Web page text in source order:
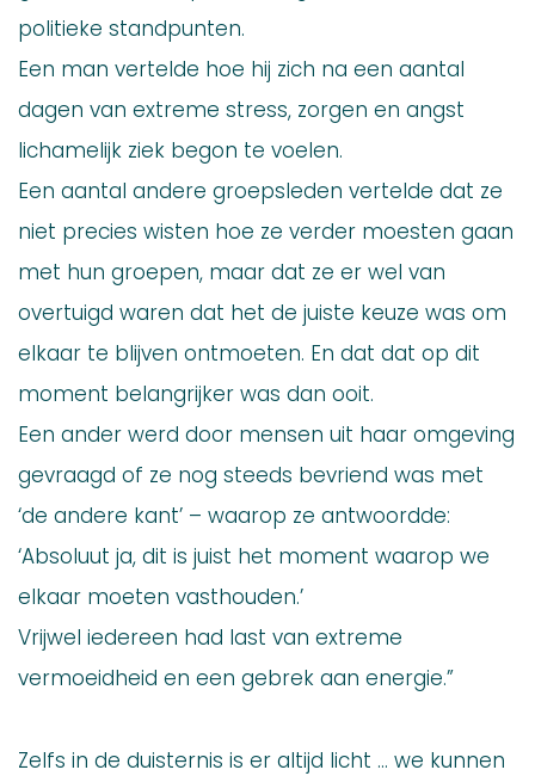
politieke standpunten.
Een man vertelde hoe hij zich na een aantal
dagen van extreme stress, zorgen en angst
lichamelijk ziek begon te voelen.
Een aantal andere groepsleden vertelde dat ze
niet precies wisten hoe ze verder moesten gaan
met hun groepen, maar dat ze er wel van
overtuigd waren dat het de juiste keuze was om
elkaar te blijven ontmoeten. En dat dat op dit
moment belangrijker was dan ooit.
Een ander werd door mensen uit haar omgeving
gevraagd of ze nog steeds bevriend was met
‘de andere kant’ – waarop ze antwoordde:
‘Absoluut ja, dit is juist het moment waarop we
elkaar moeten vasthouden.’
Vrijwel iedereen had last van extreme
vermoeidheid en een gebrek aan energie.”
Zelfs in de duisternis is er altijd licht … we kunnen